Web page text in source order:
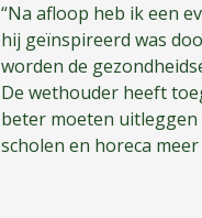
“Na afloop heb ik een
hij geïnspireerd was
worden de
De wethouder heeft
beter moeten uitleggen
scholen en horeca